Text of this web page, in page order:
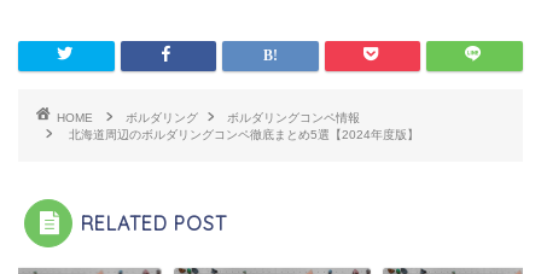
HOME ボルダリング
ボルダリングコンペ情報
北海道周辺のボルダリングコンペ徹底まとめ5選【2024年度版】
RELATED POST